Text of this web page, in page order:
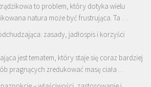
to problem, który dotyka wielu
natura może być frustrująca. Ta …
zasady, jadłospis i korzyści
jest tematem, który staje się coraz bardziej
pragnących zredukować masę ciała …